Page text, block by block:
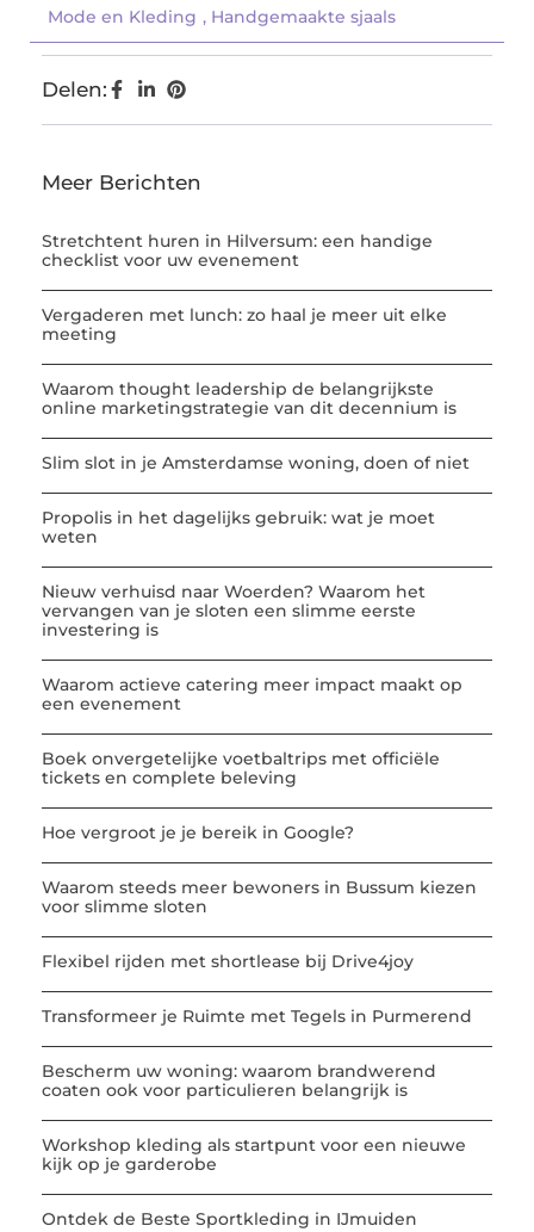
Mode en Kleding , Handgemaakte sjaals
Delen:
Meer Berichten
Stretchtent huren in Hilversum: een handige
checklist voor uw evenement
Vergaderen met lunch: zo haal je meer uit elke
meeting
Waarom thought leadership de belangrijkste
online marketingstrategie van dit decennium is
Slim slot in je Amsterdamse woning, doen of niet
Propolis in het dagelijks gebruik: wat je moet
weten
Nieuw verhuisd naar Woerden? Waarom het
vervangen van je sloten een slimme eerste
investering is
Waarom actieve catering meer impact maakt op
een evenement
Boek onvergetelijke voetbaltrips met officiële
tickets en complete beleving
Hoe vergroot je je bereik in Google?
Waarom steeds meer bewoners in Bussum kiezen
voor slimme sloten
Flexibel rijden met shortlease bij Drive4joy
Transformeer je Ruimte met Tegels in Purmerend
Bescherm uw woning: waarom brandwerend
coaten ook voor particulieren belangrijk is
Workshop kleding als startpunt voor een nieuwe
kijk op je garderobe
Ontdek de Beste Sportkleding in IJmuiden